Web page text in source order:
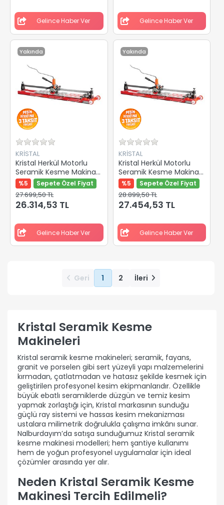
Gelince Haber Ver Gelince Haber Ver
Yakında
KRİSTAL
Kristal Herkül Motorlu
Seramik Kesme Makinası
640mm 35510
%5 Sepete Özel Fiyat
27.699,50 TL
26.314,53 TL
Gelince Haber Ver
Yakında
KRİSTAL
Kristal Herkül Motorlu
Seramik Kesme Makinası
750mm 35511
%5 Sepete Özel Fiyat
28.899,50 TL
27.454,53 TL
Gelince Haber Ver
Geri 1 2 İleri
Kristal Seramik Kesme
Makineleri
Kristal seramik kesme makineleri; seramik, fayans,
granit ve porselen gibi sert yüzeyli yapı malzemelerini
kırmadan, çatlatmadan ve hatasız şekilde kesmek için
geliştirilen profesyonel kesim ekipmanlarıdır. Özellikle
büyük ebatlı seramiklerde düzgün ve temiz kesim
yapmak zorlaştığı için, Kristal markasının sunduğu
güçlü ray sistemi ve hassas kesim mekanizması
ustalara milimetrik doğrulukla çalışma imkânı sunar.
Nalburdayım’da satışa sunduğumuz Kristal seramik
kesme makinesi modelleri; hem şantiye kullanımı
hem de yoğun profesyonel uygulamalar için ideal
çözümler arasında yer alır.
Neden Kristal Seramik Kesme
Makinesi Tercih Edilmeli?